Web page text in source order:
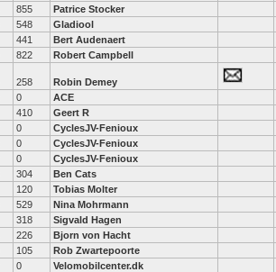
855 Patrice Stocker
548 Gladiool
441 Bert Audenaert
822 Robert Campbell
258 Robin Demey
0 ACE
410 Geert R
0 CyclesJV-Fenioux
0 CyclesJV-Fenioux
0 CyclesJV-Fenioux
304 Ben Cats
120 Tobias Molter
529 Nina Mohrmann
318 Sigvald Hagen
226 Bjorn von Hacht
105 Rob Zwartepoorte
0 Velomobilcenter.dk